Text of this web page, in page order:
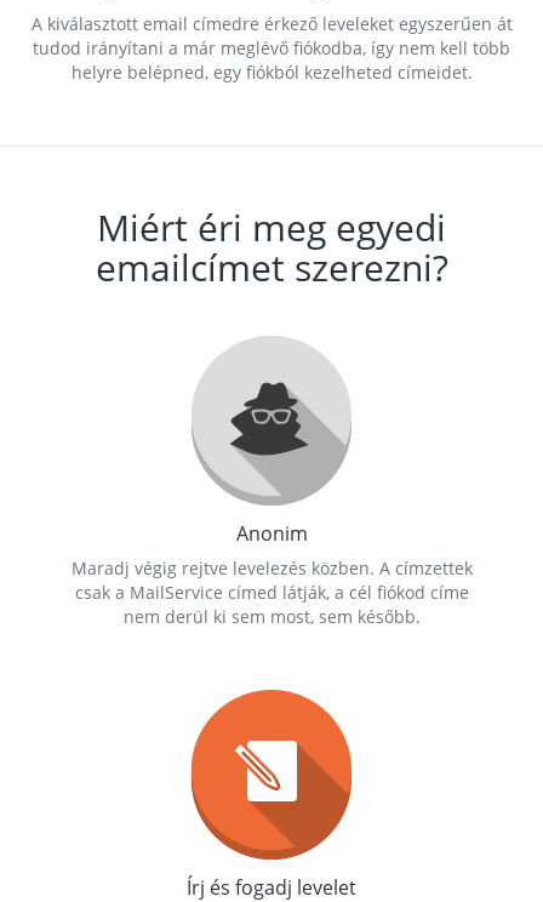
A kiválasztott email címedre érkező leveleket egyszerűen át
tudod irányítani a már meglévő fiókodba, így nem kell több
helyre belépned, egy fiókból kezelheted címeidet.
Miért éri meg egyedi
emailcímet szerezni?
Anonim
Maradj végig rejtve levelezés közben. A címzettek
csak a MailService címed látják, a cél fiókod címe
nem derül ki sem most, sem később.
Írj és fogadj levelet